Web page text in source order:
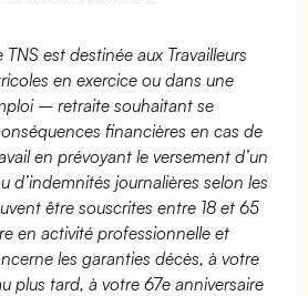
TNS est destinée aux Travailleurs
en exercice ou dans une
– retraite souhaitant se
financières en cas de
en prévoyant le versement d’un
d’indemnités journalières selon les
être souscrites entre 18 et 65
en activité professionnelle et
les garanties décès, à votre
plus tard, à votre 67e anniversaire